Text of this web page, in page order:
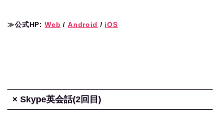
≫公式HP: Web / Android / iOS
× Skype英会話(2回目)